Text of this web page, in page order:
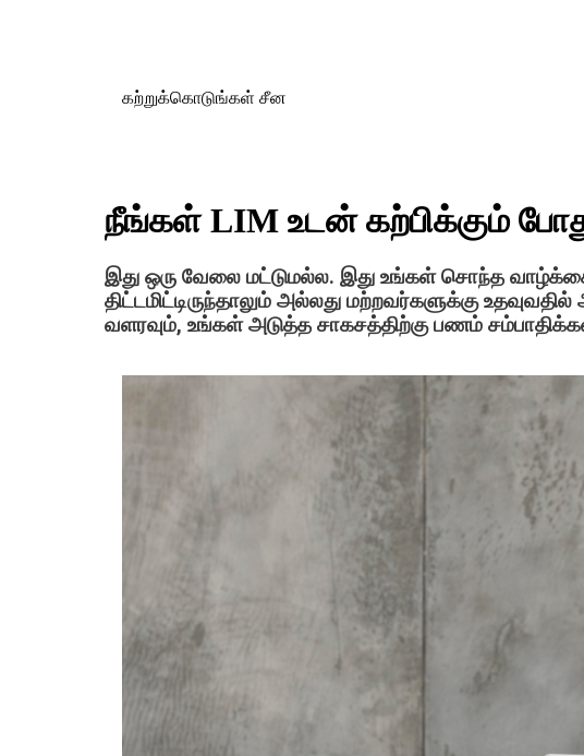
கற்றுக்கொடுங்கள் சீன
நீங்கள் LIM உடன் கற்பிக்கும்
இது ஒரு வேலை மட்டுமல்ல. இது உங்கள் சொந்த
திட்டமிட்டிருந்தாலும் அல்லது மற்றவர்களுக்கு
வளரவும், உங்கள் அடுத்த சாகசத்திற்கு பணம்